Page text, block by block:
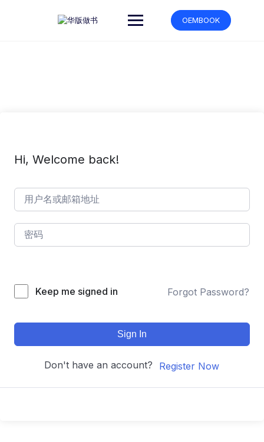
OEMBOOK
Hi, Welcome back!
Keep me signed in Forgot Password?
Sign In
Don't have an account? Register Now